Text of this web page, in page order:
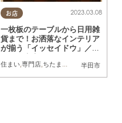
お店
半田市
2023.03.08
一枚板のテーブルから日用雑
貨まで！お洒落なインテリア
が揃う「イッセイドウ」／ち
たまる広告
住まい,専門店,ちたまる広告 ,クーポン